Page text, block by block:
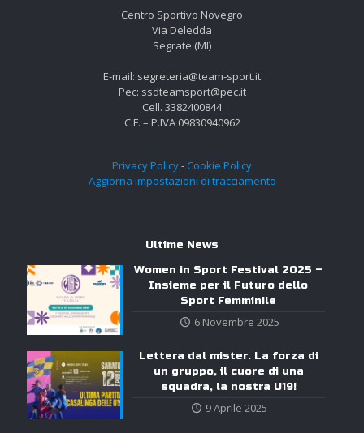
Centro Sportivo Novegro
Via Deledda
Segrate (MI)
E-mail: segreteria@team-sport.it
Pec: ssdteamsport@pec.it
Cell. 3382400844
C.F. – P.IVA 09830940962
Privacy Policy- Cookie Policy
Aggiorna impostazioni di tracciamento
Ultime News
Women in Sport Festival 2025 –
Insieme per il Futuro dello
Sport Femminile
6 Novembre 2025
Lettera dal mister. La forza di
un gruppo, il cuore di una
squadra, la nostra U19!
9 Aprile 2025